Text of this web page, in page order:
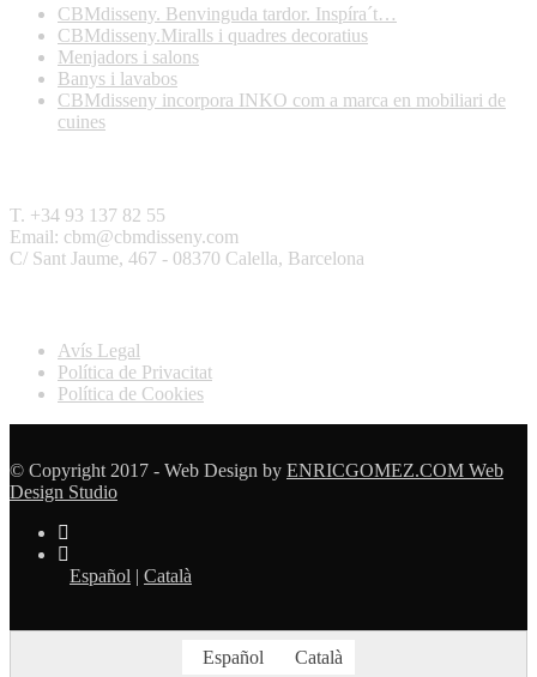
CBMdisseny. Benvinguda tardor. Inspíra´t…
CBMdisseny.Miralls i quadres decoratius
Menjadors i salons
Banys i lavabos
CBMdisseny incorpora INKO com a marca en mobiliari de
cuines
T. +34 93 137 82 55
Email: cbm@cbmdisseny.com
C/ Sant Jaume, 467 - 08370 Calella, Barcelona
Avís Legal
Política de Privacitat
Política de Cookies
© Copyright 2017 - Web Design by ENRICGOMEZ.COM Web
Design Studio
Español | Català
Español Català